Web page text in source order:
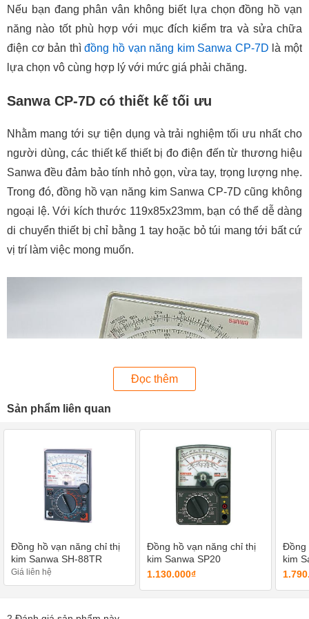
Nếu bạn đang phân vân không biết lựa chọn đồng hồ vạn
năng nào tốt phù hợp với mục đích kiểm tra và sửa chữa
điện cơ bản thìđồng hồ vạn năng kim Sanwa CP-7D là một
lựa chọn vô cùng hợp lý với mức giá phải chăng.
Sanwa CP-7D có thiết kế tối ưu
Nhằm mang tới sự tiện dụng và trải nghiệm tối ưu nhất cho
người dùng, các thiết kế thiết bị đo điện đến từ thương hiệu
Sanwa đều đảm bảo tính nhỏ gọn, vừa tay, trọng lượng nhẹ.
Trong đó, đồng hồ vạn năng kim Sanwa CP-7D cũng không
ngoại lệ. Với kích thước 119x85x23mm, bạn có thể dễ dàng
di chuyển thiết bị chỉ bằng 1 tay hoặc bỏ túi mang tới bất cứ
vị trí làm việc mong muốn.
Sanwa CP-7D sở hữu thiết kế nhỏ gọn, vừa vặn cầm tay
Đọc thêm
Sản phẩm liên quan
Đồng hồ vạn năng chỉ thị
kim Sanwa SH-88TR
Giá liên hệ
Đồng hồ vạn năng chỉ thị
kim Sanwa SP20
1.130.000₫
Đồng
kim